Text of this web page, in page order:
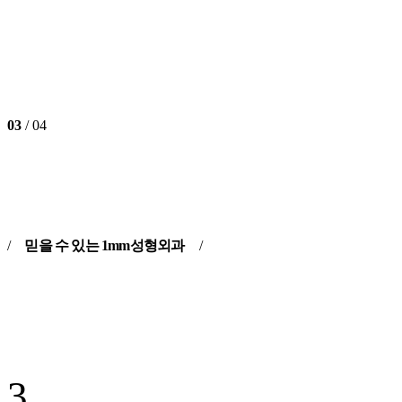
03 / 04
/ 믿을 수 있는 1mm성형외과 /